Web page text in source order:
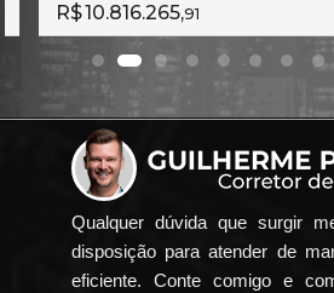
R$ 10.816.265,91
Qualquer dúvida que surgir
disposição para atender de
eficiente. Conte comigo e